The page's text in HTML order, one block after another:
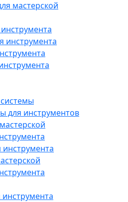
мастерской
инструмента
для инструментов
инструмента